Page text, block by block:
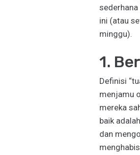
ini (atau
minggu).
1.
Definisi
menjamu
mereka
baik
dan